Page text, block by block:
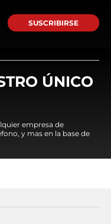
SUSCRIBIRSE
ÚNICO
empresa de
y mas en la base de